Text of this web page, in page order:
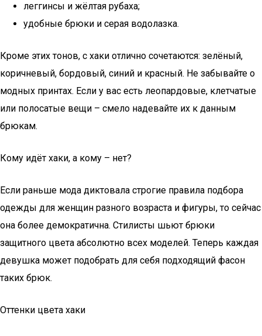
леггинсы и жёлтая рубаха;
удобные брюки и серая водолазка.
Кроме этих тонов, с хаки отлично сочетаются: зелёный,
коричневый, бордовый, синий и красный. Не забывайте о
модных принтах. Если у вас есть леопардовые, клетчатые
или полосатые вещи – смело надевайте их к данным
брюкам.
Кому идёт хаки, а кому – нет?
Если раньше мода диктовала строгие правила подбора
одежды для женщин разного возраста и фигуры, то сейчас
она более демократична. Стилисты шьют брюки
защитного цвета абсолютно всех моделей. Теперь каждая
девушка может подобрать для себя подходящий фасон
таких брюк.
Оттенки цвета хаки